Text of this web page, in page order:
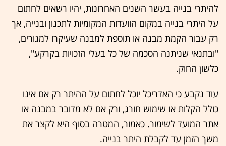
להיתרי בנייה בעשר השנים האחרונות, יהיו רשאים לחתום
על היתרי בנייה במקום הוועדות המקומיות לתכנון ובנייה, אך
רק עבור הקמת מבנה או תוספת למבנה שעיקרו למגורים,
"ובתנאי שניתנה הסכמה של כל בעלי הזכויות בקרקע",
כלשון החוק.
עוד נקבע כי האדריכל יוכל לחתום על ההיתר רק אם אינו
כולל הקלות או שימוש חורג, ורק אם לא מדובר במבנה או
אתר המועד לשימור. כאמור, המטרה בסוף היא לקצר את
משך הזמן עד לקבלת היתר בנייה.